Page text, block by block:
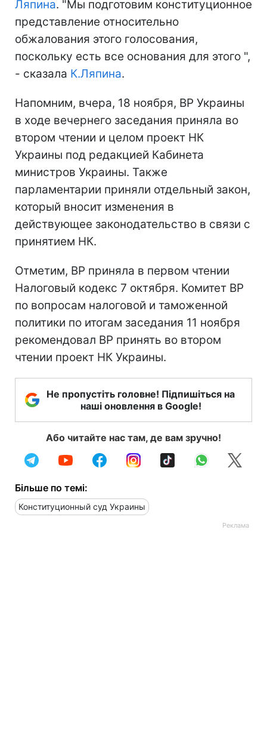
Ляпина. "Мы подготовим конституционное
представление относительно
обжалования этого голосования,
поскольку есть все основания для этого ",
- сказала К.Ляпина.
Напомним, вчера, 18 ноября, ВР Украины
в ходе вечернего заседания приняла во
втором чтении и целом проект НК
Украины под редакцией Кабинета
министров Украины. Также
парламентарии приняли отдельный закон,
который вносит изменения в
действующее законодательство в связи с
принятием НК.
Отметим, ВР приняла в первом чтении
Налоговый кодекс 7 октября. Комитет ВР
по вопросам налоговой и таможенной
политики по итогам заседания 11 ноября
рекомендовал ВР принять во втором
чтении проект НК Украины.
Не пропустіть головне! Підпишіться на
наші оновлення в Google!
Або читайте нас там, де вам зручно!
Більше по темі:
Конституционный суд Украины